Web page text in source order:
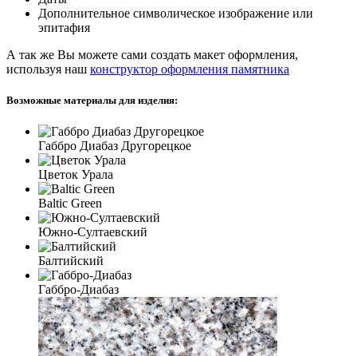
Дополнительное символическое изображение или
эпитафия
А так же Вы можете сами создать макет оформления,
используя наш конструктор оформления памятника
Возможные материалы для изделия:
Габбро Диабаз Другорецкое
Цветок Урала
Baltic Green
Южно-Султаевский
Балтийский
Габбро-Диабаз